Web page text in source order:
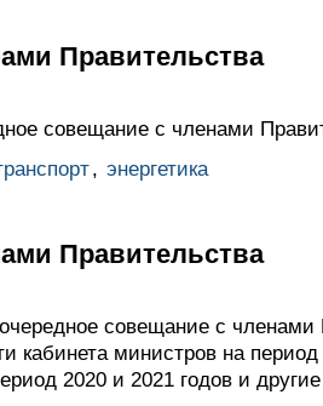
Правительства
совещание с членами
, энергетика
Правительства
совещание с
кабинета министров на
2020 и 2021 годов и